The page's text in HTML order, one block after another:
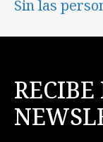
Sin las